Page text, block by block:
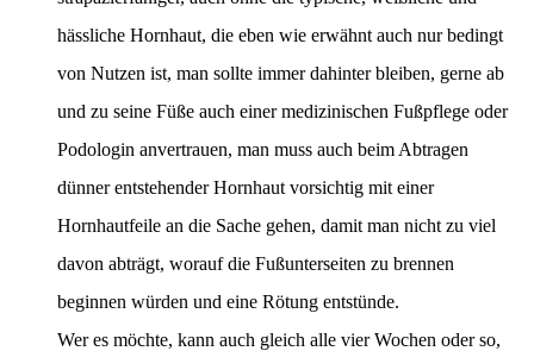
hässliche Hornhaut, die eben wie erwähnt auch nur bedingt
von Nutzen ist, man sollte immer dahinter bleiben, gerne ab
und zu seine Füße auch einer medizinischen Fußpflege oder
Podologin anvertrauen, man muss auch beim Abtragen
dünner entstehender Hornhaut vorsichtig mit einer
Hornhautfeile an die Sache gehen, damit man nicht zu viel
davon abträgt, worauf die Fußunterseiten zu brennen
beginnen würden und eine Rötung entstünde.
Wer es möchte, kann auch gleich alle vier Wochen oder so,